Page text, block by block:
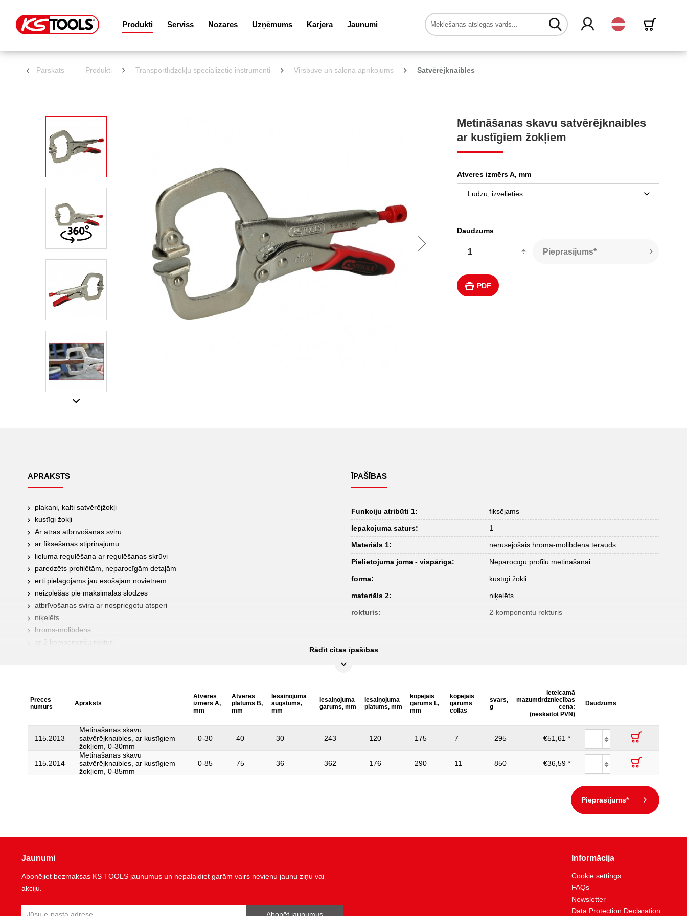
Produkti Serviss Nozares Uzņēmums Karjera Jaunumi Latvijas
Pārskats Produkti Transportlīdzekļu specializētie instrumenti Virsbūve un salona aprīkojums Satvērējknaibles
Metināšanas skavu satvērējknaibles
ar kustīgiem žokļiem
Atveres izmērs A, mm
Daudzums
Pieprasījums*
PDF
APRAKSTS
plakani, kalti satvērējžokļi
kustīgi žokļi
Ar ātrās atbrīvošanas sviru
ar fiksēšanas stiprinājumu
lieluma regulēšana ar regulēšanas skrūvi
paredzēts profilētām, neparocīgām detaļām
ērti pielāgojams jau esošajām novietnēm
neizplešas pie maksimālas slodzes
atbrīvošanas svira ar nospriegotu atsperi
niķelēts
hroms-molibdēns
ar 2 komponenšu rokturi
ĪPAŠĪBAS
Funkciju atribūti 1: fiksējams
Iepakojuma saturs: 1
Materiāls 1: nerūsējošais hroma-molibdēna tērauds
Pielietojuma joma - vispārīga: Neparocīgu profilu metināšanai
forma: kustīgi žokļi
materiāls 2: niķelēts
rokturis: 2-komponentu rokturis
Rādīt citas īpašības
Preces
numurs
Apraksts
Atveres
izmērs A,
mm
Atveres
platums B,
mm
Iesaiņojuma
augstums,
mm
Iesaiņojuma
garums, mm
Iesaiņojuma
platums, mm
kopējais
garums L,
mm
kopējais
garums
collās
svars,
g
Ieteicamā
mazumtirdzniecības
cena:
(neskaitot PVN)
Daudzums
115.2013
Metināšanas skavu
satvērējknaibles, ar kustīgiem
žokļiem, 0-30mm
0-30 40 30 243 120 175 7 295 €51,61 *
115.2014
Metināšanas skavu
satvērējknaibles, ar kustīgiem
žokļiem, 0-85mm
0-85 75 36 362 176 290 11 850 €36,59 *
Pieprasījums*
Jaunumi
Abonējiet bezmaksas KS TOOLS jaunumus un nepalaidiet garām vairs nevienu jaunu ziņu vai
akciju.
Informācija
Cookie settings
FAQs
Newsletter
Data Protection Declaration